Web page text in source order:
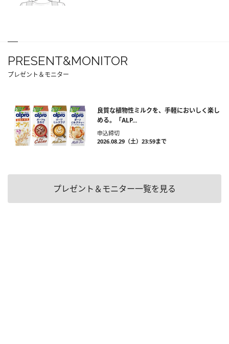
PRESENT&MONITOR
プレゼント＆モニター
良質な植物性ミルクを、手軽においしく楽し
める。「ALP...
申込締切
2026.08.29（土）23:59まで
プレゼント＆モニター一覧を見る